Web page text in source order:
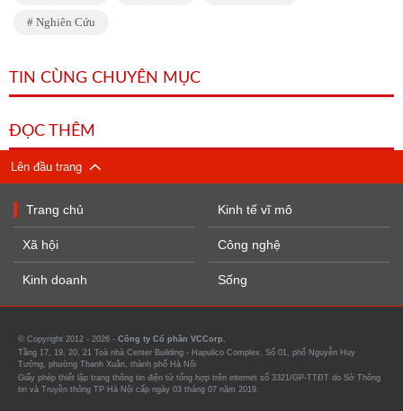
Nghiên Cứu
TIN CÙNG CHUYÊN MỤC
ĐỌC THÊM
Lên đầu trang
Trang chủ
Xã hội
Kinh doanh
Kinh tế vĩ mô
Công nghệ
Sống
© Copyright 2012 - 2026 - Công ty Cổ phần VCCorp.
Tầng 17, 19, 20, 21 Toà nhà Center Building - Hapulico Complex, Số 01, phố Nguyễn Huy
Tưởng, phường Thanh Xuân, thành phố Hà Nội
Giấy phép thiết lập trang thông tin điện tử tổng hợp trên internet số 3321/GP-TTĐT do Sở Thông
tin và Truyền thông TP Hà Nội cấp ngày 03 tháng 07 năm 2019.